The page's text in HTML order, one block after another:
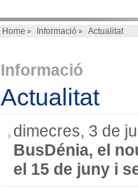
Home Informació Actualitat
Informació
Actualitat
dimecres, 3 de
BusDénia, el
el 15 de juny i